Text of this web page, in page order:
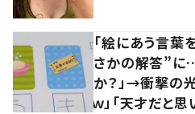
「絵にあう言葉
さかの解答”に
か？」→衝撃の
ｗ」「天才だと思